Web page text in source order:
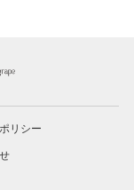
リシー